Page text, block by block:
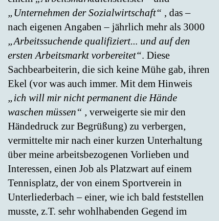
„Unternehmen der Sozialwirtschaft“ , das –
nach eigenen Angaben – jährlich mehr als 3000
„Arbeitssuchende qualifiziert... und auf den
ersten Arbeitsmarkt vorbereitet“. Diese
Sachbearbeiterin, die sich keine Mühe gab, ihren
Ekel (vor was auch immer. Mit dem Hinweis
„ich will mir nicht permanent die Hände
waschen müssen“ , verweigerte sie mir den
Händedruck zur Begrüßung) zu verbergen,
vermittelte mir nach einer kurzen Unterhaltung
über meine arbeitsbezogenen Vorlieben und
Interessen, einen Job als Platzwart auf einem
Tennisplatz, der von einem Sportverein in
Unterliederbach – einer, wie ich bald feststellen
musste, z.T. sehr wohlhabenden Gegend im